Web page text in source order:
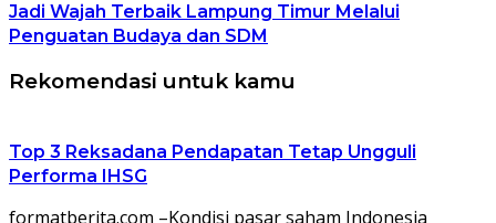
Jadi Wajah Terbaik Lampung Timur Melalui
Penguatan Budaya dan SDM
Rekomendasi untuk kamu
Top 3 Reksadana Pendapatan Tetap Ungguli
Performa IHSG
formatberita.com –Kondisi pasar saham Indonesia